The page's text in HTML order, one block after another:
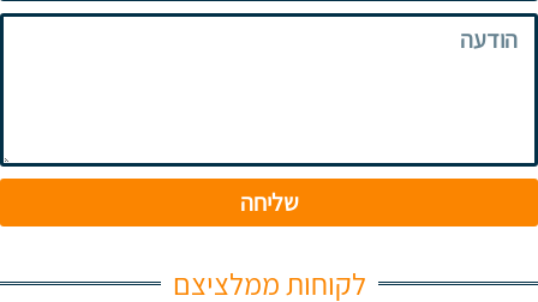
שליחה
לקוחות ממלציצם